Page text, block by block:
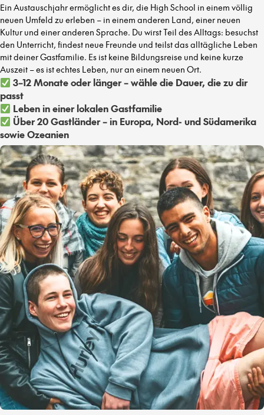
Ein Austauschjahr ermöglicht es dir, die High School in einem völlig
neuen Umfeld zu erleben – in einem anderen Land, einer neuen
Kultur und einer anderen Sprache. Du wirst Teil des Alltags: besuchst
den Unterricht, findest neue Freunde und teilst das alltägliche Leben
mit deiner Gastfamilie. Es ist keine Bildungsreise und keine kurze
Auszeit – es ist echtes Leben, nur an einem neuen Ort.
3–12 Monate oder länger – wähle die Dauer, die zu dir
passt
Leben in einer lokalen Gastfamilie
Über 20 Gastländer – in Europa, Nord- und Südamerika
sowie Ozeanien